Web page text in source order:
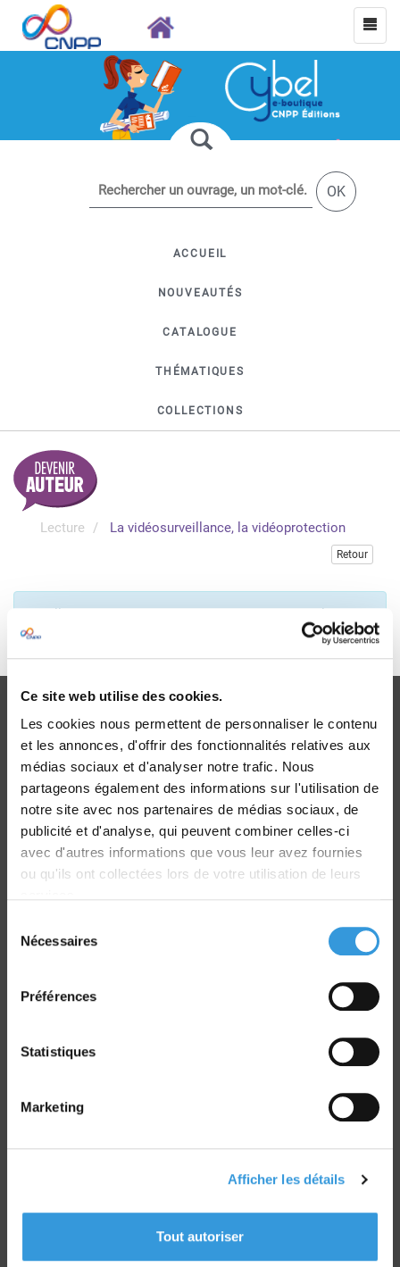
Ce site web utilise des cookies.
Les cookies nous permettent de personnaliser le contenu
et les annonces, d'offrir des fonctionnalités relatives aux
médias sociaux et d'analyser notre trafic. Nous
partageons également des informations sur l'utilisation de
notre site avec nos partenaires de médias sociaux, de
publicité et d'analyse, qui peuvent combiner celles-ci
avec d'autres informations que vous leur avez fournies
ou qu'ils ont collectées lors de votre utilisation de leurs
Nécessaires
Préférences
Statistiques
Marketing
Afficher les détails
Tout autoriser
OK
ACCUEIL
NOUVEAUTÉS
CATALOGUE
THÉMATIQUES
COLLECTIONS
Lecture La vidéosurveillance, la vidéoprotection
Retour
Veuillez vous connecter pour accéder à cette publication
Livraison
dans le monde entier
CD 64 - CS22265
F 27950 SAINT MARCEL
Tél : 02 32 53 64 34